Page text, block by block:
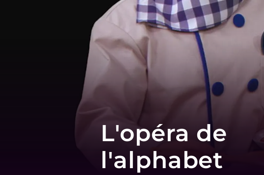
L'opéra de
l'alphabet